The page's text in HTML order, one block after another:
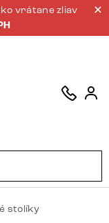
vrátane zliav
stolíky